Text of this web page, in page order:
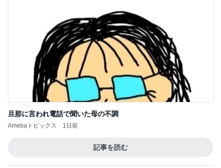
旦那に言われ電話で聞いた母の不調
Amebaトピックス 1日前
記事を読む